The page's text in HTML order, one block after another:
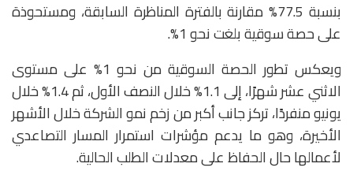
بنسبة 77.5% مقارنة بالفترة المناظرة السابقة، ومستحوذة
على حصة سوقية بلغت نحو 1%.
ويعكس تطور الحصة السوقية من نحو 1% على مستوى
الاثني عشر شهرًا، إلى 1.1% خلال النصف الأول، ثم 1.4% خلال
يونيو منفردًا، تركز جانب أكبر من زخم نمو الشركة خلال الأشهر
الأخيرة، وهو ما يدعم مؤشرات استمرار المسار التصاعدي
لأعمالها حال الحفاظ على معدلات الطلب الحالية.